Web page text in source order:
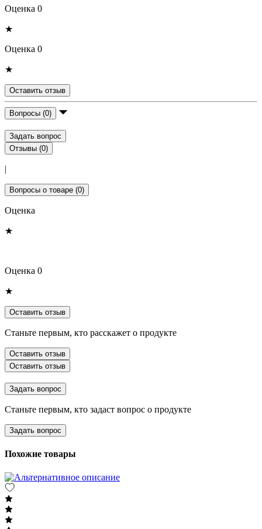
Оценка 0
★
Оценка 0
★
Оставить отзыв
Вопросы (0)
Задать вопрос
Отзывы (0)
|
Вопросы о товаре (0)
Оценка
★
Оценка 0
★
Оставить отзыв
Станьте первым, кто расскажет о продукте
Оставить отзыв
Оставить отзыв
Задать вопрос
Станьте первым, кто задаст вопрос о продукте
Задать вопрос
Похожие товары